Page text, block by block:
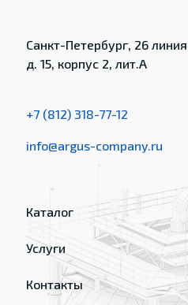
Санкт-Петербург, 26
д. 15, корпус 2, лит.А
+7 (812) 318-77-12
info@argus-company.ru
Каталог
Услуги
Контакты